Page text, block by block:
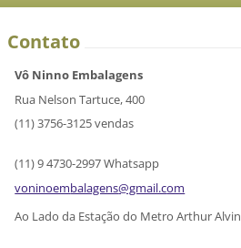
Contato
Vô Ninno Embalagens
Rua Nelson Tartuce, 400
(11) 3756-3125 vendas
(11) 9 4730-2997 Whatsapp
voninoembalagens@gmail.com
Ao Lado da Estação do Metro Arthur Alvin